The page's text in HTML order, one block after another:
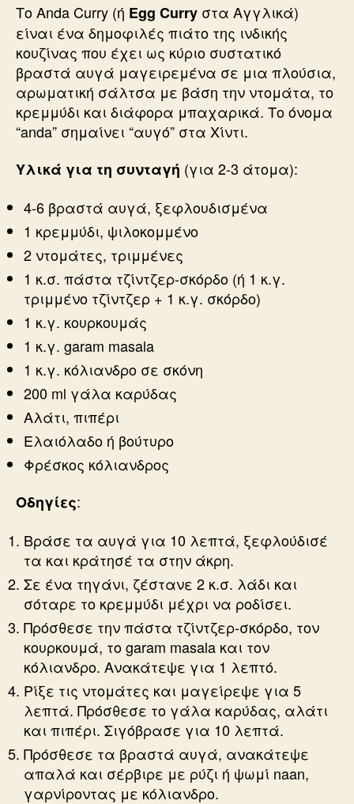
Το Anda Curry (ή Egg Curry στα Αγγλικά)
είναι ένα δημοφιλές πιάτο της ινδικής
κουζίνας που έχει ως κύριο συστατικό
βραστά αυγά μαγειρεμένα σε μια πλούσια,
αρωματική σάλτσα με βάση την ντομάτα, το
κρεμμύδι και διάφορα μπαχαρικά. Το όνομα
“anda” σημαίνει “αυγό” στα Χίντι.
Υλικά για τη συνταγή (για 2-3 άτομα):
4-6 βραστά αυγά, ξεφλουδισμένα
1 κρεμμύδι, ψιλοκομμένο
2 ντομάτες, τριμμένες
1 κ.σ. πάστα τζίντζερ-σκόρδο (ή 1 κ.γ.
τριμμένο τζίντζερ + 1 κ.γ. σκόρδο)
1 κ.γ. κουρκουμάς
1 κ.γ. garam masala
1 κ.γ. κόλιανδρο σε σκόνη
200 ml γάλα καρύδας
Αλάτι, πιπέρι
Ελαιόλαδο ή βούτυρο
Φρέσκος κόλιανδρος
Οδηγίες:
Βράσε τα αυγά για 10 λεπτά, ξεφλούδισέ
τα και κράτησέ τα στην άκρη.
Σε ένα τηγάνι, ζέστανε 2 κ.σ. λάδι και
σόταρε το κρεμμύδι μέχρι να ροδίσει.
Πρόσθεσε την πάστα τζίντζερ-σκόρδο, τον
κουρκουμά, το garam masala και τον
κόλιανδρο. Ανακάτεψε για 1 λεπτό.
Ρίξε τις ντομάτες και μαγείρεψε για 5
λεπτά. Πρόσθεσε το γάλα καρύδας, αλάτι
και πιπέρι. Σιγόβρασε για 10 λεπτά.
Πρόσθεσε τα βραστά αυγά, ανακάτεψε
απαλά και σέρβιρε με ρύζι ή ψωμί naan,
γαρνίροντας με κόλιανδρο.